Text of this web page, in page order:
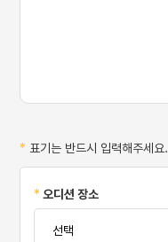
* 표기는 반드시 입력해주세요.
*오디션 장소